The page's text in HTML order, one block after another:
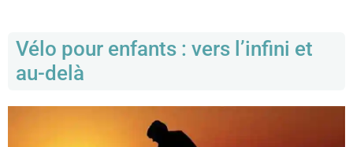
Vélo pour enfants : vers l’infini et
au-delà